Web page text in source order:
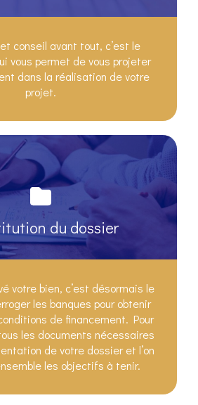
conseil avant tout, c’est le
vous permet de vous projeter
dans la réalisation de votre
projet.
du dossier
votre bien, c’est désormais le
les banques pour obtenir
de financement. Pour
les documents nécessaires
de votre dossier et l’on
les objectifs à tenir.